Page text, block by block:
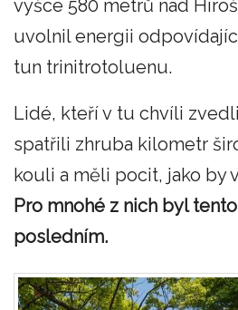
výšce 580 metrů nad
uvolnil energii
tun trinitrotoluenu.
Lidé, kteří v tu chvíli
spatřili zhruba kilometr
kouli a měli pocit, jako by
Pro mnohé z nich byl
posledním.